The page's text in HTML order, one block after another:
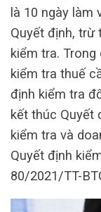
là 10 ngày làm
Quyết định, trừ
kiểm tra.
kiểm tra thuế
định kiểm tra
kết thúc Quyết
kiểm tra và
Quyết định
80/2021/TT-